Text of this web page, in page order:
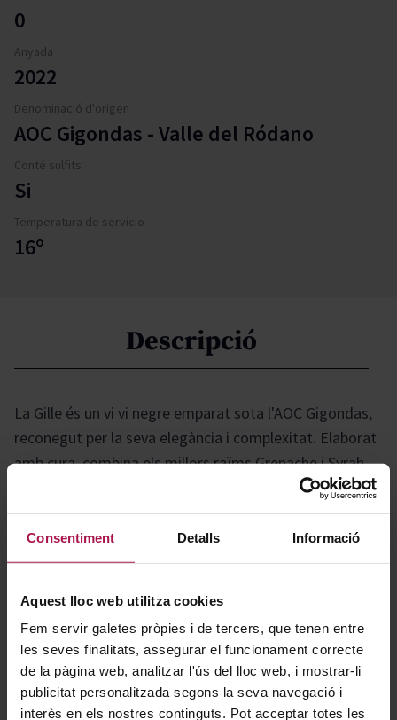
Consentiment Detalls Informació
Aquest lloc web utilitza cookies
Fem servir galetes pròpies i de tercers, que tenen entre
les seves finalitats, assegurar el funcionament correcte
de la pàgina web, analitzar l'ús del lloc web, i mostrar-li
publicitat personalitzada segons la seva navegació i
interès en els nostres continguts. Pot acceptar totes les
0
Anyada
2022
Denominació d'origen
AOC Gigondas - Valle del Ródano
Conté sulfits
Si
Temperatura de servicio
16º
Descripció
La Gille és un vi vi negre emparat sota l'AOC Gigondas,
reconegut per la seva elegància i complexitat. Elaborat
amb cura, combina els millors raïms Grenache i Syrah,
cultivats en vinyes selectes. Presenta un color robí
intens i aromes riques de fruits vermells, espècies i
notes d'herbes mediterrànies. A la boca, és equilibrat i
sedós, amb tanins ben integrats i un final persistent.
formatges curats.
Gastronomía